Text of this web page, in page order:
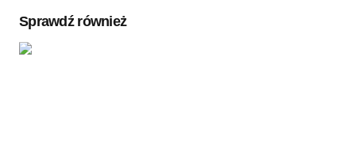
Sprawdź również